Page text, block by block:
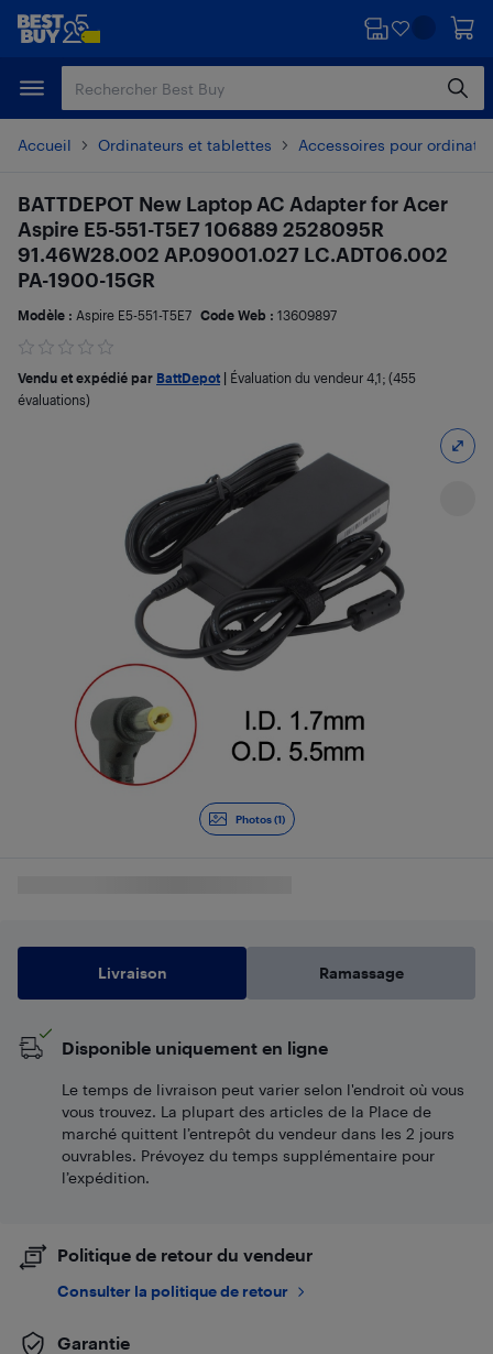
Passer
principal
Passer
Accueil Ordinateurs et tablettes Accessoires pour
Photos (1)
BATTDEPOT New Laptop AC Adapter for Acer
Aspire E5-551-T5E7 106889 2528095R
91.46W28.002 AP.09001.027 LC.ADT06.002
PA-1900-15GR
Modèle : Aspire E5-551-T5E7 Code Web : 13609897
Vendu et expédié par BattDepot Évaluation du vendeur 4,1; (455
évaluations)
Livraison Ramassage
Disponible uniquement en ligne
Le temps de livraison peut varier selon l'endroit où vous
vous trouvez. La plupart des articles de la Place de
marché quittent l’entrepôt du vendeur dans les 2 jours
ouvrables. Prévoyez du temps supplémentaire pour
l’expédition.
Politique de retour du vendeur
Consulter la politique de retour
Garantie